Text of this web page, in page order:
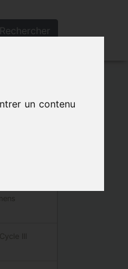
un contenu
Rechercher
III